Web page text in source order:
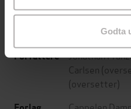
Godta
Forfattere Jonathan
Carlsen
(oversetter)